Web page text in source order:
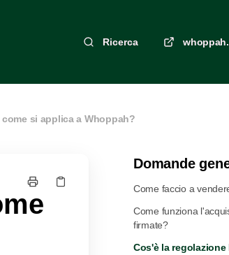
Ricerca
si applica a Whoppah?
Domande
Come faccio a
Come funziona
firmate?
Cos'è la